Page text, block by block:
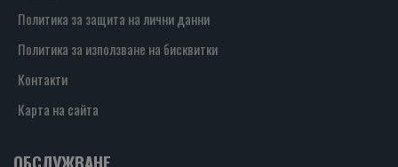
Политика за защита на лични данни
Политика за използване на бисквитки
Контакти
Карта на сайта